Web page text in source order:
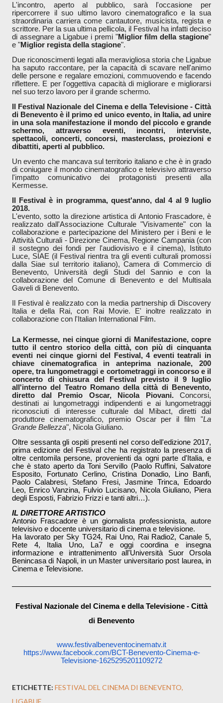
L'incontro, aperto al pubblico, sarà l'occasione per
ripercorrere il suo ultimo lavoro cinematografico e la sua
straordinaria carriera come cantautore, musicista, regista e
scrittore. Per la sua ultima pellicola, il Festival ha infatti deciso
di assegnare a Ligabue i premi "Miglior film della stagione"
e "Miglior regista della stagione".
Due riconoscimenti legati alla meravigliosa storia che Ligabue
ha saputo raccontare, per la capacità di scavare nell'animo
delle persone e regalare emozioni, commuovendo e facendo
riflettere. E per l'oggettiva capacità di migliorare e migliorarsi
nel suo terzo lavoro per il grande schermo.
Il Festival Nazionale del Cinema e della Televisione - Città
di Benevento è il primo ed unico evento, in Italia, ad unire
in una sola manifestazione il mondo del piccolo e grande
schermo, attraverso eventi, incontri, interviste,
spettacoli, concerti, concorsi, masterclass, proiezioni e
dibattiti, aperti al pubblico.
Un evento che mancava sul territorio italiano e che è in grado
di coniugare il mondo cinematografico e televisivo attraverso
l'impatto comunicativo dei protagonisti presenti alla
Kermesse.
Il Festival è in programma, quest'anno, dal 4 al 9 luglio
2018.
L'evento, sotto la direzione artistica di Antonio Frascadore, è
realizzato dall'Associazione Culturale "Visivamente" con la
collaborazione e partecipazione del Ministero per i Beni e le
Attività Culturali - Direzione Cinema, Regione Campania (con
il sostegno dei fondi per l'audiovisivo e il cinema), Istituto
Luce, SIAE (il Festival rientra tra gli eventi culturali promossi
dalla Siae sul territorio italiano), Camera di Commercio di
Benevento, Università degli Studi del Sannio e con la
collaborazione del Comune di Benevento e del Multisala
Gaveli di Benevento.
Il Festival è realizzato con la media partnership di Discovery
Italia e della Rai, con Rai Movie. E' inoltre realizzato in
collaborazione con l'Italian International Film.
La Kermesse, nei cinque giorni di Manifestazione, copre
tutto il centro storico della città, con più di cinquanta
eventi nei cinque giorni del Festival, 4 eventi teatrali in
chiave cinematografica in anteprima nazionale, 200
opere, tra lungometraggi e cortometraggi in concorso e il
concerto di chiusura del Festival previsto il 9 luglio
all'interno del Teatro Romano della città di Benevento,
diretto dal Premio Oscar, Nicola Piovani.Concorsi,
destinati ai lungometraggi indipendenti e ai lungometraggi
riconosciuti di interesse culturale dal Mibact, diretti dal
produttore cinematografico, premio Oscar per il film "La
Grande Bellezza", Nicola Giuliano.
Oltre sessanta gli ospiti presenti nel corso dell'edizione 2017,
prima edizione del Festival che ha registrato la presenza di
oltre centomila persone, provenienti da ogni parte d'Italia, e
che è stato aperto da Toni Servillo (Paolo Ruffini, Salvatore
Esposito, Fortunato Cerlino, Cristina Donadio, Lino Banfi,
Paolo Calabresi, Stefano Fresi, Jasmine Trinca, Edoardo
Leo, Enrico Vanzina, Fulvio Lucisano, Nicola Giuliano, Piera
degli Esposti, Fabrizio Frizzi e tanti altri…).
IL DIRETTORE ARTISTICO
Antonio Frascadore è un giornalista professionista, autore
televisivo e docente universitario di cinema e televisione.
Ha lavorato per Sky TG24, Rai Uno, Rai Radio2, Canale 5,
Rete 4, Italia Uno, La7 e oggi coordina e insegna
informazione e intrattenimento all'Università Suor Orsola
Benincasa di Napoli, in un Master universitario post laurea, in
Cinema e Televisione.
Festival Nazionale del Cinema e della Televisione - Città
di Benevento
www.festivalbeneventocinematv.it
https://www.facebook.com/BCT-Benevento-Cinema-e-
Televisione-1625295201109272
ETICHETTE: FESTIVAL DEL CINEMA DI BENEVENTO
LIGABUE